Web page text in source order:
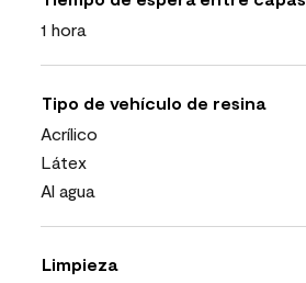
1 hora
Tipo de vehículo de resina
Acrílico
Látex
Al agua
Limpieza